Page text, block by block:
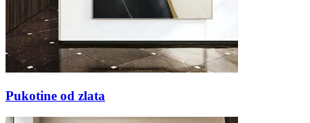
Pukotine od zlata